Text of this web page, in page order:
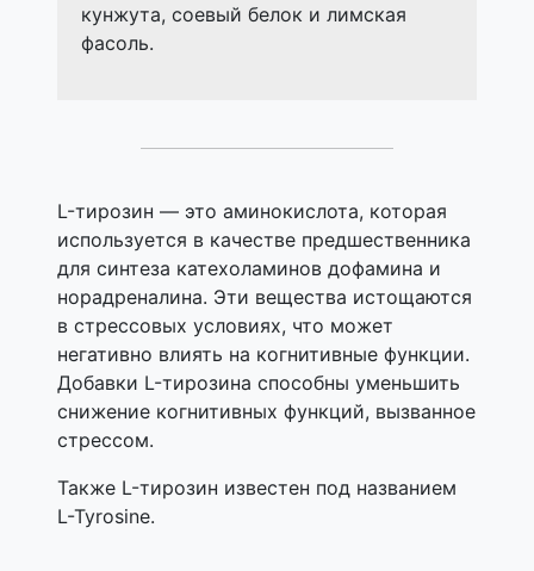
кунжута, соевый белок и лимская
фасоль.
L-тирозин — это аминокислота, которая
используется в качестве предшественника
для синтеза катехоламинов дофамина и
норадреналина. Эти вещества истощаются
в стрессовых условиях, что может
негативно влиять на когнитивные функции.
Добавки L-тирозина способны уменьшить
снижение когнитивных функций, вызванное
стрессом.
Также L-тирозин известен под названием
L-Tyrosine.